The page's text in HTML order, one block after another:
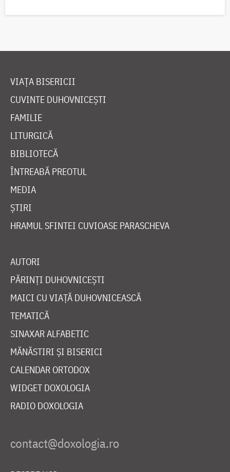
VIAȚA BISERICII
CUVINTE DUHOVNICEȘTI
FAMILIE
LITURGICĂ
BIBLIOTECĂ
ÎNTREABĂ PREOTUL
MEDIA
ȘTIRI
HRAMUL SFINTEI CUVIOASE PARASCHEVA
AUTORI
PĂRINȚI DUHOVNICEȘTI
MAICI CU VIAȚĂ DUHOVNICEASCĂ
TEMATICĂ
SINAXAR ALFABETIC
MĂNĂSTIRI ȘI BISERICI
CALENDAR ORTODOX
WIDGET DOXOLOGIA
RADIO DOXOLOGIA